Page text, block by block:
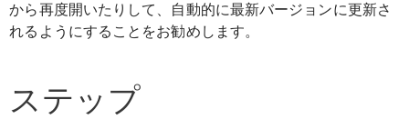
から再度開いたりして、自動的に最新バージョンに更新さ
れるようにすることをお勧めします。
ステップ